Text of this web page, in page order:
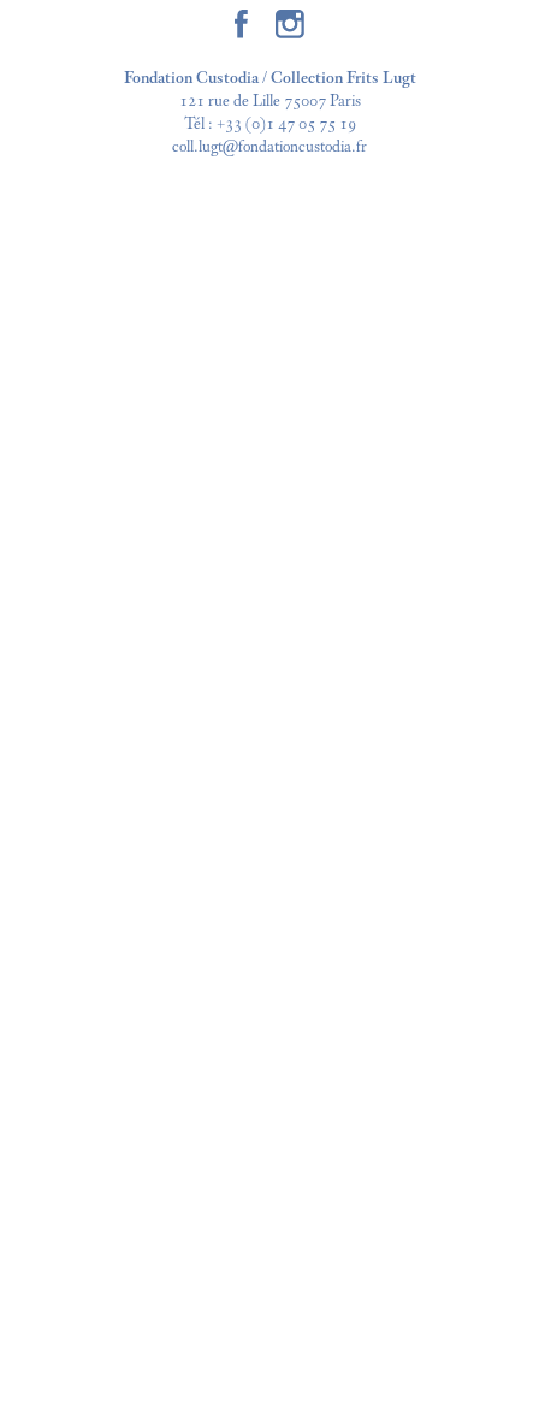
Fondation Custodia / Collection Frits Lugt
121 rue de Lille 75007 Paris
Tél : +33 (0)1 47 05 75 19
coll.lugt@fondationcustodia.fr